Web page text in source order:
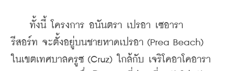
ทั้งนี้ โครงการ อนันตรา เปรอา เซอารา
รีสอร์ท จะตั้งอยู่บนชายหาดเปรอา (Prea Beach)
ในเขตเทศบาลครูซ (Cruz) ใกล้กับ เจริโคอาโคอารา